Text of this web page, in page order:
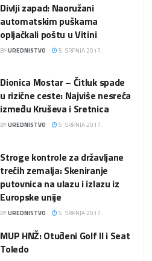
Divlji zapad: Naoružani
automatskim puškama
opljačkali poštu u Vitini
BYUREDNISTVO 5. SRPNJA 2017.
Dionica Mostar – Čitluk spade
u rizične ceste: Najviše nesreća
između Kruševa i Sretnica
BYUREDNISTVO 5. SRPNJA 2017.
Stroge kontrole za državljane
trećih zemalja: Skeniranje
putovnica na ulazu i izlazu iz
Europske unije
BYUREDNISTVO 5. SRPNJA 2017.
MUP HNŽ: Otuđeni Golf II i Seat
Toledo